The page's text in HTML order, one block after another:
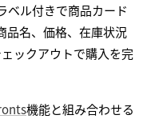
ベル付きで商品カード
品名、価格、在庫状況
ックアウトで購入を完
機能と組み合わせる